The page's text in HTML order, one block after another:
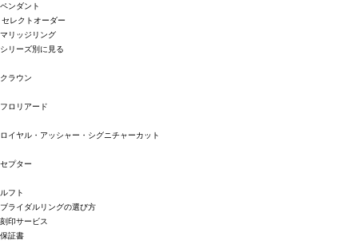
ペンダント
セレクトオーダー
マリッジリング
シリーズ別に見る
クラウン
フロリアード
ロイヤル・アッシャー・シグニチャーカット
セプター
ルフト
ブライダルリングの選び方
刻印サービス
保証書